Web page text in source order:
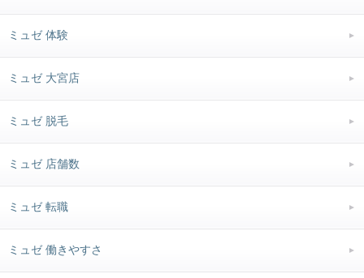
ミュゼ 体験
ミュゼ 大宮店
ミュゼ 脱毛
ミュゼ 店舗数
ミュゼ 転職
ミュゼ 働きやすさ